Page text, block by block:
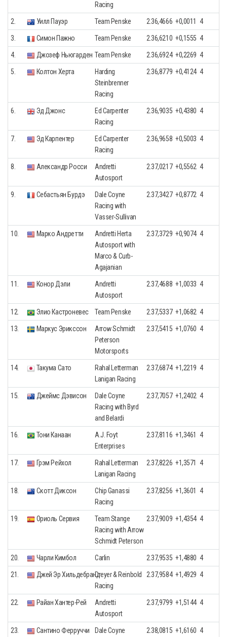
Racing
2. Уилл Пауэр Team Penske 2.36,4666 +0,0011 4
3. Симон Пажно Team Penske 2.36,6210 +0,1555 4
4. Джозеф Ньюгарден Team Penske 2.36,6924 +0,2269 4
5. Колтон Херта
Harding
Steinbrenner
Racing
2.36,8779 +0,4124 4
6. Эд Джонс
Ed Carpenter
Racing
2.36,9035 +0,4380 4
7. Эд Карпентер
Ed Carpenter
Racing
2.36,9658 +0,5003 4
8. Александр Росси
Andretti
Autosport
2.37,0217 +0,5562 4
9. Себастьян Бурдэ
Dale Coyne
Racing with
Vasser-Sullivan
2.37,3427 +0,8772 4
10. Марко Андретти
Andretti Herta
Autosport with
Marco & Curb-
Agajanian
2.37,3729 +0,9074 4
11. Конор Дэли
Andretti
Autosport
2.37,4688 +1,0033 4
12. Элио Кастроневеc Team Penske 2.37,5337 +1,0682 4
13. Маркус Эрикссон
Arrow Schmidt
Peterson
Motorsports
2.37,5415 +1,0760 4
14. Такума Сато
Rahal Letterman
Lanigan Racing
2.37,6874 +1,2219 4
15. Джеймс Дэвисон
Dale Coyne
Racing with Byrd
and Belardi
2.37,7057 +1,2402 4
16. Тони Канаан
A.J. Foyt
Enterprises
2.37,8116 +1,3461 4
17. Грэм Рейхол
Rahal Letterman
Lanigan Racing
2.37,8226 +1,3571 4
18. Скотт Диксон
Chip Ganassi
Racing
2.37,8256 +1,3601 4
19. Ориоль Сервия
Team Stange
Racing with Arrow
Schmidt Peterson
2.37,9009 +1,4354 4
20. Чарли Кимбол Carlin 2.37,9535 +1,4880 4
21. Джей Эр ХильдебрандDreyer & Reinbold
Racing
2.37,9584 +1,4929 4
22. Райан Хантер-Рей
Andretti
Autosport
2.37,9799 +1,5144 4
23. Сантино Ферруччи
Dale Coyne
2.38,0815 +1,6160 4